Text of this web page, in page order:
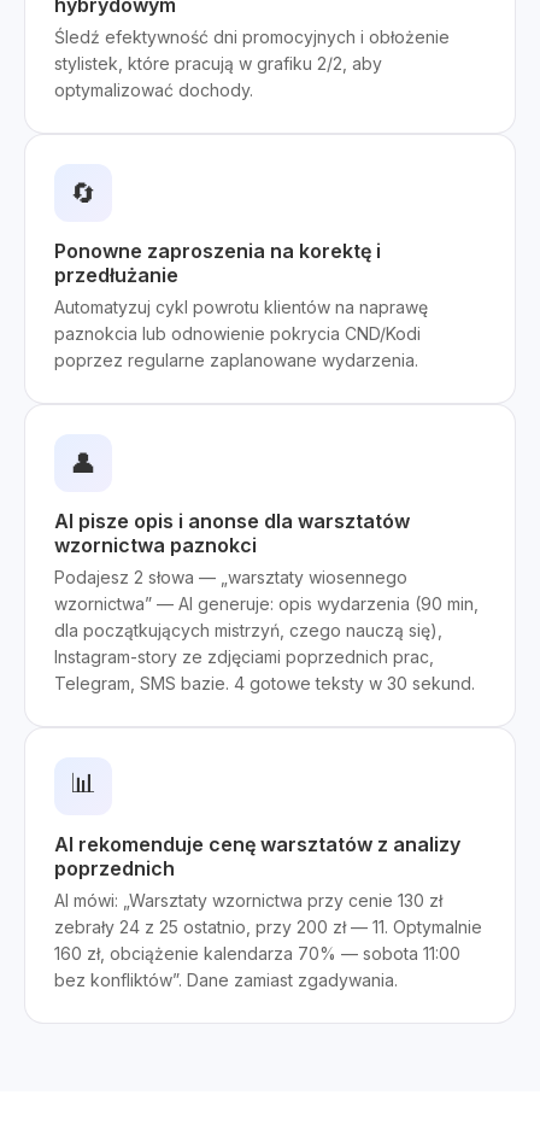
hybrydowym
Śledź efektywność dni promocyjnych i obłożenie
stylistek, które pracują w grafiku 2/2, aby
optymalizować dochody.
🔄
Ponowne zaproszenia na korektę i
przedłużanie
Automatyzuj cykl powrotu klientów na naprawę
paznokcia lub odnowienie pokrycia CND/Kodi
poprzez regularne zaplanowane wydarzenia.
👤
AI pisze opis i anonse dla warsztatów
wzornictwa paznokci
Podajesz 2 słowa — „warsztaty wiosennego
wzornictwa” — AI generuje: opis wydarzenia (90 min,
dla początkujących mistrzyń, czego nauczą się),
Instagram-story ze zdjęciami poprzednich prac,
Telegram, SMS bazie. 4 gotowe teksty w 30 sekund.
📊
AI rekomenduje cenę warsztatów z analizy
poprzednich
AI mówi: „Warsztaty wzornictwa przy cenie 130 zł
zebrały 24 z 25 ostatnio, przy 200 zł — 11. Optymalnie
160 zł, obciążenie kalendarza 70% — sobota 11:00
bez konfliktów”. Dane zamiast zgadywania.